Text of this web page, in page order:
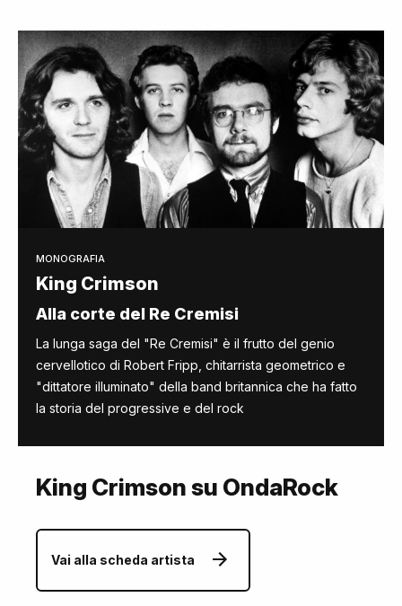
MONOGRAFIA
King Crimson
Alla corte del Re Cremisi
La lunga saga del "Re Cremisi" è il frutto del genio
cervellotico di Robert Fripp, chitarrista geometrico e
"dittatore illuminato" della band britannica che ha fatto
la storia del progressive e del rock
King Crimson su OndaRock
Vai alla scheda artista